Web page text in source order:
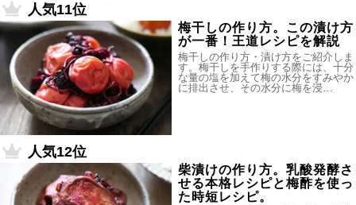
人気11位
梅干しの作り方。この漬け方
が一番！王道レシピを解説
梅干しの作り方・漬け方をご紹介しま
す。梅干しを手作りする際には、十分
な量の塩を加えて梅の水分をすみやか
に排出させ、その水分に梅を浸…
人気12位
柴漬けの作り方。乳酸発酵さ
せる本格レシピと梅酢を使っ
た時短レシピ。